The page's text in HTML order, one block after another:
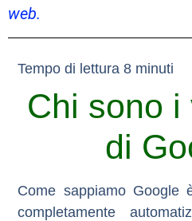
web.
Chi sono i
di
Come sappiamo Google
completamente